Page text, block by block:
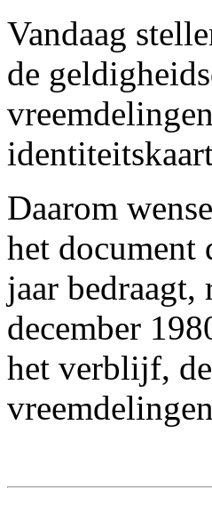
Vandaag
de
Daarom
het document
jaar bedraagt,
december
het verblijf,